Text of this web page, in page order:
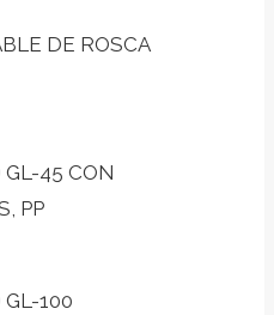
DE ROSCA
GL-45 CON
PP
GL-100